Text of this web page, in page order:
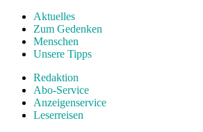
Aktuelles
Zum Gedenken
Menschen
Unsere Tipps
Redaktion
Abo-Service
Anzeigenservice
Leserreisen